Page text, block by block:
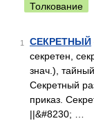
Толкование
1 СЕКРЕТНЫЙ
секретен,
знач.),
Секретный
приказ.
||&#8230; …